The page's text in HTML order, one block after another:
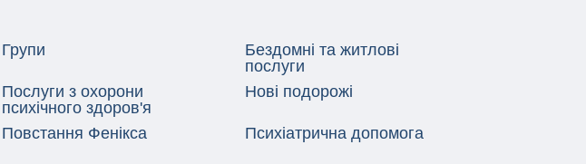
Групи
Бездомні та житлові
послуги
Послуги з охорони
психічного здоров'я
Нові подорожі
Повстання Фенікса Психіатрична допомога